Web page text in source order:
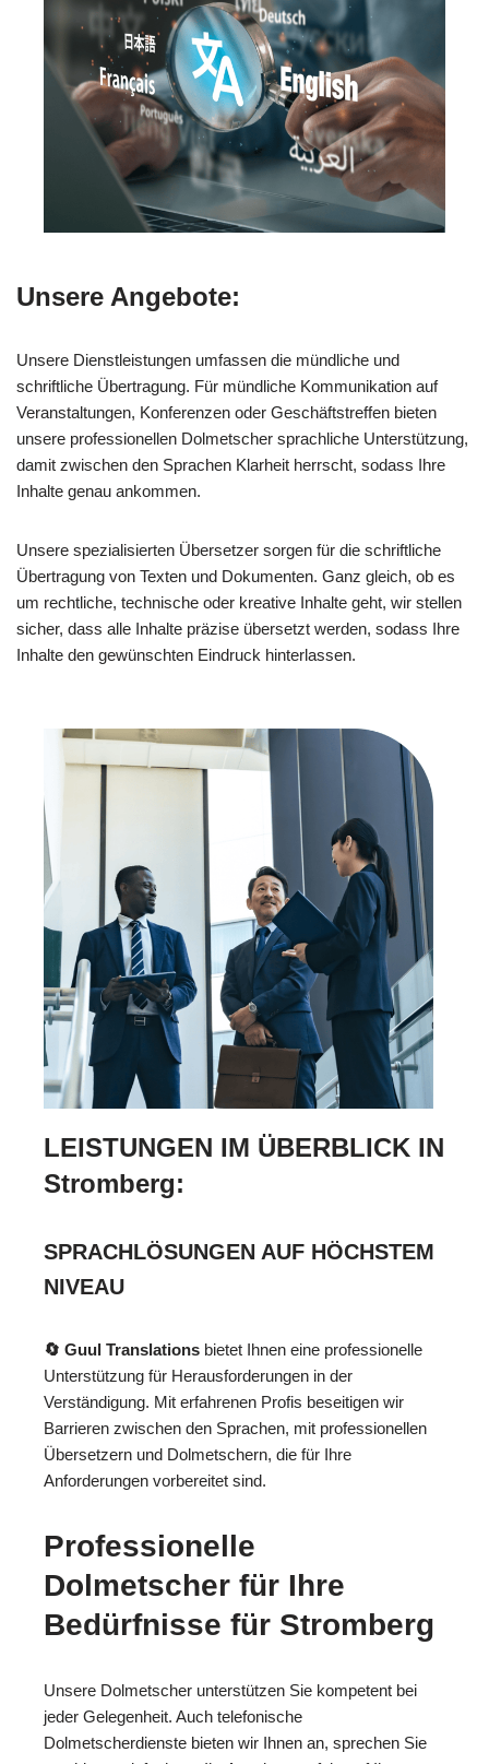
Unsere Angebote:
Unsere Dienstleistungen umfassen die mündliche und
schriftliche Übertragung. Für mündliche Kommunikation auf
Veranstaltungen, Konferenzen oder Geschäftstreffen bieten
unsere professionellen Dolmetscher sprachliche Unterstützung,
damit zwischen den Sprachen Klarheit herrscht, sodass Ihre
Inhalte genau ankommen.
Unsere spezialisierten Übersetzer sorgen für die schriftliche
Übertragung von Texten und Dokumenten. Ganz gleich, ob es
um rechtliche, technische oder kreative Inhalte geht, wir stellen
sicher, dass alle Inhalte präzise übersetzt werden, sodass Ihre
Inhalte den gewünschten Eindruck hinterlassen.
LEISTUNGEN IM ÜBERBLICK IN
Stromberg:
SPRACHLÖSUNGEN AUF HÖCHSTEM
NIVEAU
🔄 Guul Translations bietet Ihnen eine professionelle
Unterstützung für Herausforderungen in der
Verständigung. Mit erfahrenen Profis beseitigen wir
Barrieren zwischen den Sprachen, mit professionellen
Übersetzern und Dolmetschern, die für Ihre
Anforderungen vorbereitet sind.
Professionelle
Dolmetscher für Ihre
Bedürfnisse für Stromberg
Unsere Dolmetscher unterstützen Sie kompetent bei
jeder Gelegenheit. Auch telefonische
Dolmetscherdienste bieten wir Ihnen an, sprechen Sie